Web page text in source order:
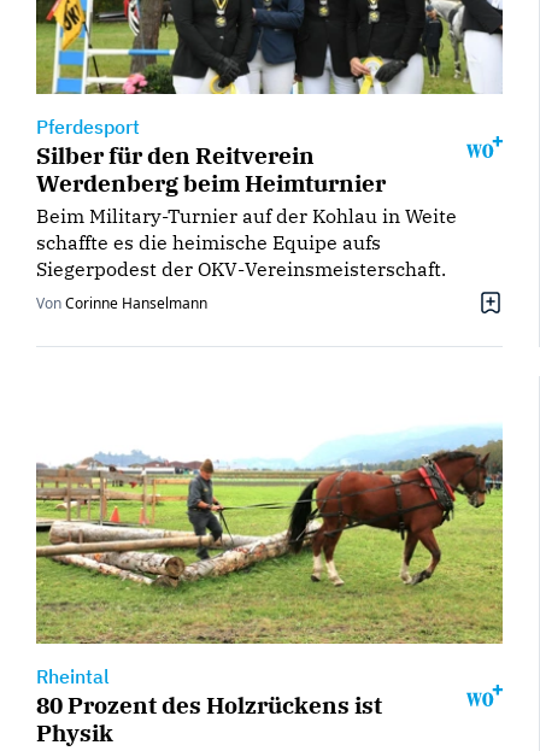
Pferdesport
Silber für den Reitverein
Werdenberg beim Heimturnier
Beim Military-Turnier auf der Kohlau in Weite
schaffte es die heimische Equipe aufs
Siegerpodest der OKV-Vereinsmeisterschaft.
VonCorinne Hanselmann
Rheintal
80 Prozent des Holzrückens ist
Physik